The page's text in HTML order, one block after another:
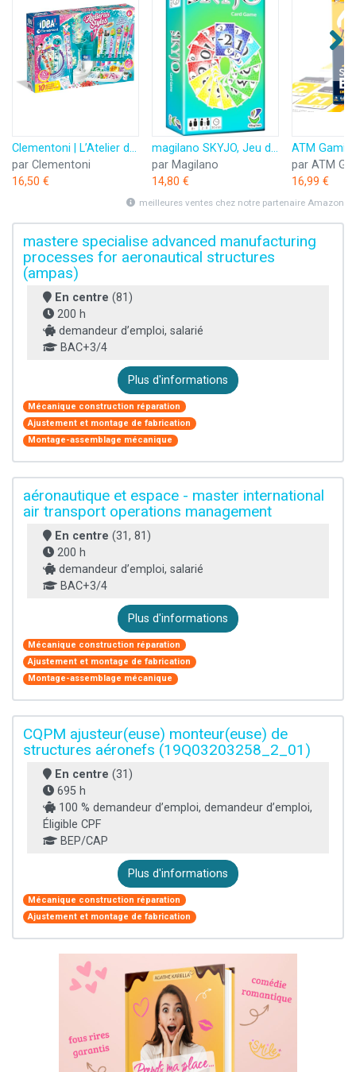
Clementoni | L’Atelier des Stylos pour Enfants 6 Ans+ | Kit Créatif DIY avec 10 Stylos à Personnaliser | Plus de 50 Accessoires : Paillettes, Perles, Figurines | Activité Manuelle et Cadeau Créatif
par Clementoni
16,50 €
magilano SKYJO, Jeu de Cartes Amusant pour Les Jeunes et Les Moins Jeunes, des soirées de Jeu Amusantes dans Le Cercle d'amis et de Famille.
par Magilano
14,80 €
par ATM
16,99 €
meilleures ventes chez notre partenaire Amazon
mastere specialise advanced manufacturing
processes for aeronautical structures
(ampas)
En centre (81)
200 h
demandeur d’emploi, salarié
BAC+3/4
Plus d'informations
Mécanique construction réparation
Ajustement et montage de fabrication
Montage-assemblage mécanique
aéronautique et espace - master international
air transport operations management
En centre (31, 81)
200 h
demandeur d’emploi, salarié
BAC+3/4
Plus d'informations
Mécanique construction réparation
Ajustement et montage de fabrication
Montage-assemblage mécanique
CQPM ajusteur(euse) monteur(euse) de
structures aéronefs (19Q03203258_2_01)
En centre (31)
695 h
100 % demandeur d’emploi, demandeur d’emploi,
Éligible CPF
BEP/CAP
Plus d'informations
Mécanique construction réparation
Ajustement et montage de fabrication